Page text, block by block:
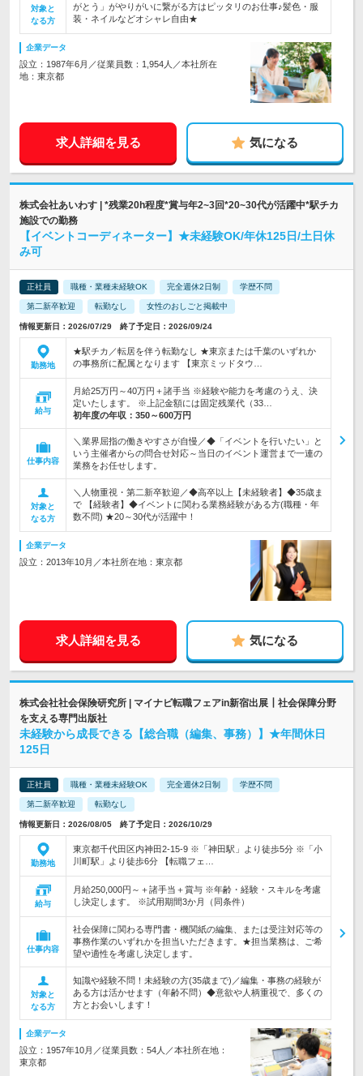
対象と
なる方
がとう」がやりがいに繋がる方はピッタリのお仕事♪髪色・服
装・ネイルなどオシャレ自由★
企業データ
設立：1987年6月／従業員数：1,954人／本社所在
地：東京都
求人詳細を見る 気になる
株式会社あいわす | *残業20h程度*賞与年2~3回*20~30代が活躍中*駅チカ
施設での勤務
【イベントコーディネーター】★未経験OK/年休125日/土日休
み可
正社員 職種・業種未経験OK 完全週休2日制 学歴不問
第二新卒歓迎 転勤なし 女性のおしごと掲載中
情報更新日：2026/07/29 終了予定日：2026/09/24
勤務地
★駅チカ／転居を伴う転勤なし ★東京または千葉のいずれか
の事務所に配属となります 【東京ミッドタウ…
給与
月給25万円～40万円＋諸手当 ※経験や能力を考慮のうえ、決
定いたします。 ※上記金額には固定残業代（33…
初年度の年収： 350～600万円
仕事内容
＼業界屈指の働きやすさが自慢／◆「イベントを行いたい」と
いう主催者からの問合せ対応～当日のイベント運営まで一連の
業務をお任せします。
対象と
なる方
＼人物重視・第二新卒歓迎／◆高卒以上【未経験者】◆35歳ま
で 【経験者】◆イベントに関わる業務経験がある方(職種・年
数不問) ★20～30代が活躍中！
企業データ
設立：2013年10月／本社所在地：東京都
求人詳細を見る 気になる
株式会社社会保険研究所 | マイナビ転職フェアin新宿出展┃社会保障分野
を支える専門出版社
未経験から成長できる【総合職（編集、事務）】★年間休日
125日
正社員 職種・業種未経験OK 完全週休2日制 学歴不問
第二新卒歓迎 転勤なし
情報更新日：2026/08/05 終了予定日：2026/10/29
勤務地
東京都千代田区内神田2-15-9 ※「神田駅」より徒歩5分 ※「小
川町駅」より徒歩6分 【転職フェ…
給与
月給250,000円～＋諸手当＋賞与 ※年齢・経験・スキルを考慮
し決定します。 ※試用期間3か月（同条件）
仕事内容
社会保障に関わる専門書・機関紙の編集、または受注対応等の
事務作業のいずれかを担当いただきます。★担当業務は、ご希
望や適性を考慮し決定します。
対象と
なる方
知識や経験不問！未経験の方(35歳まで)／編集・事務の経験が
ある方は活かせます（年齢不問）◆意欲や人柄重視で、多くの
方とお会いします！
企業データ
設立：1957年10月／従業員数：54人／本社所在地：
東京都